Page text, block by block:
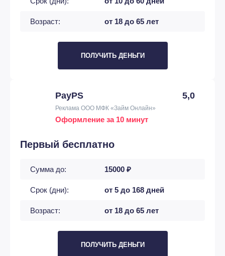
Возраст: от 18 до 65 лет
ПОЛУЧИТЬ ДЕНЬГИ
PayPS 5,0
Реклама ООО МФК «Займ Онлайн»
Оформление за 10 минут
Первый бесплатно
Сумма до: 15000 ₽
Срок (дни): от 5 до 168 дней
Возраст: от 18 до 65 лет
ПОЛУЧИТЬ ДЕНЬГИ